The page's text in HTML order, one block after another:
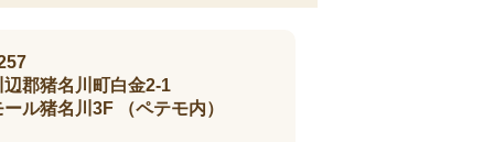
郡猪名川町白金2-1
ル猪名川3F （ペテモ内）